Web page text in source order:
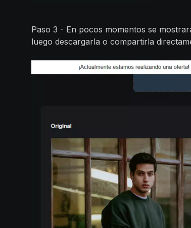
Paso 3 - En pocos momentos se
luego descargarla o compartirla